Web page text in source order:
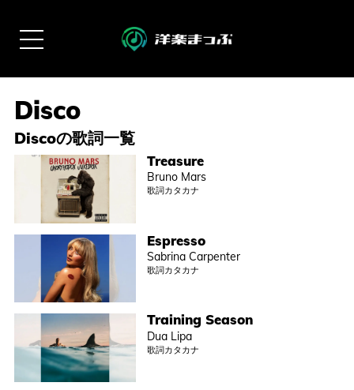
Discoの歌詞一覧
Treasure
Bruno Mars
歌詞カタカナ
Espresso
Sabrina Carpenter
歌詞カタカナ
Training Season
Dua Lipa
歌詞カタカナ